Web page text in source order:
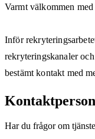
Varmt välkommen
Inför
rekryteringskanaler
bestämt kontakt med
Har du frågor om